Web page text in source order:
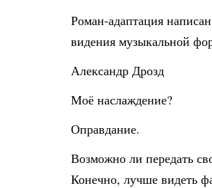
Роман-адаптация
видения музыкальной
Александр Дрозд
Моё наслаждение?
Оправдание.
Возможно ли передать
Конечно, лучше видеть